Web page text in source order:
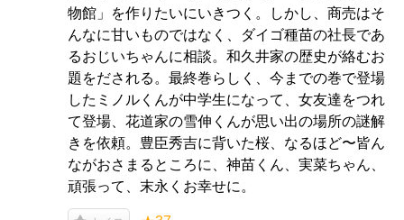
物館」を作りたいにいきつく。しかし、商売はそ
んなに甘いものではなく、ダイゴ種苗の社長であ
るおじいちゃんに相談。和久井家の歴史が絡むお
題をだされる。最終巻らしく、今までの巻で登場
したミノルくんが中学生になって、女友達をつれ
て登場、花道家の雪伸くんが思い出の場所の謎解
きを依頼。豊臣秀吉に背いた桜、なるほど〜皆ん
ながおさまるところに、神苗くん、実菜ちゃん、
頑張って、末永くお幸せに。